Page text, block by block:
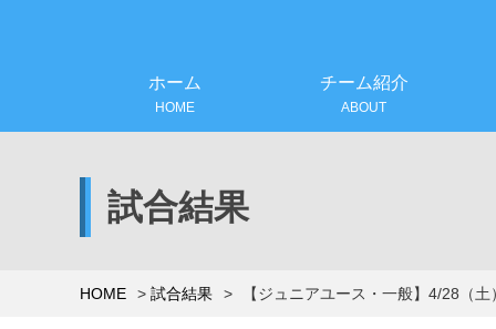
ホーム
HOME
チーム紹介
ABOUT
試合結果
HOME 試合結果 【ジュニアユース・一般】4/28（